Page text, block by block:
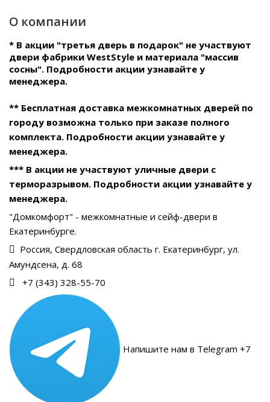
О компании
* В акции "третья дверь в подарок" не участвуют
двери фабрики WestStyle и материала "массив
сосны". Подробности акции узнавайте у
менеджера.
** Бесплатная доставка межкомнатных дверей по
городу возможна только при заказе полного
комплекта. Подробности акции узнавайте у
менеджера.
*** В акции не участвуют уличные двери с
терморазрывом. Подробности акции узнавайте у
менеджера.
"Домкомфорт" - межкомнатные и сейф-двери в
Екатеринбурге.
Россия, Свердловская область г. Екатеринбург, ул.
Амундсена, д. 68
+7 (343) 328-55-70
Напишите нам в Telegram +7